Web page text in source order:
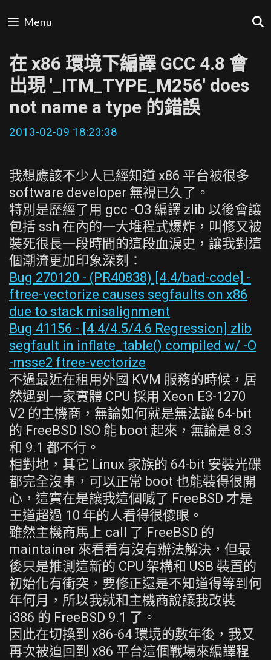
to
Menu
在 x86 環境下編譯 GCC 4.8 會
出現 '_ITM_TYPE_M256' does
not name a type 的錯誤
2013-02-09 18:23:38
我想應該不少人已經知道 x86 平台被很多
software developer 無視已久了。
特別是歷經了用 gcc -O3 編譯 zlib 以後會讓
包括 ssh 在內的一大堆程式爆炸，叫修又被
裝死很長一段時間的這段血淚史，讓我對這
個潮流更加印象深刻：
Bug 270120 - (PR40838) [4.4/bad-code] -
ftree-vectorize causes segfaults on x86
due to stack misalignment
Bug 41156 - [4.4/4.5/4.6 Regression] zlib
segfault in inflate_table() compiled w/ -O
-msse2 ftree-vectorize
不過最近在租用外國 KVM 服務的時候，居
然遇到一家實體 CPU 採用 Xeon E3-1270
V2 的主機商，無論如何就是無法讓 64-bit
的 FreeBSD ISO 能 boot 起來，無論是 8.3
和 9.1 都不行。
相對地，其它 Linux 家族的 64-bit 安裝光碟
都完全沒事，可以正常 boot 也能裝得很開
心，這實在是讓我這個喊了 FreeBSD 才是
王道超過 10 年的人看得很傻眼。
雖然主機商馬上 call 了 FreeBSD 的
maintainer 來看看有沒有辦法解決，但最
後只是推測這新的 CPU 架構和 USB 裝置的
初始化有衝突，要修正還是不知道得等到何
年何月，所以我就和主機商說讓我改裝
i386 的 FreeBSD 9.1 了。
因此在切換到 x86-64 環境的數年後，我又
再次被迫回到 x86 平台這個戰場來編譯程